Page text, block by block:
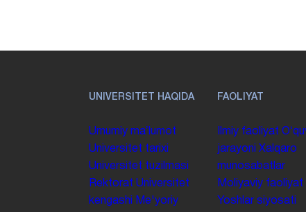
UNIVERSITET HAQIDA
Umumiy maʼlumot
Universitet tarixi
Universitet tuzilmasi
Rektorat Universitet
kengashi
Me'yoriy
FAOLIYAT
Ilmiy faoliyat
jarayoni Xalqaro
munosabatlar
Moliyaviy faoliyat
Yoshlar siyosati